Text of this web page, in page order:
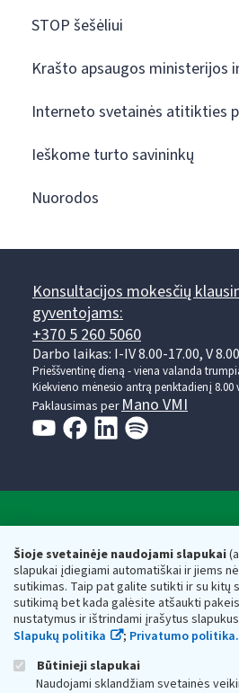
Šioje svetainėje naudojami slapukai
slapukai įdiegiami automatiškai ir jiems
sutikimas. Taip pat galite sutikti ir su kitų
sutikimą bet kada galėsite atšaukti
nustatymus ir ištrindami įrašytus
Slapukų politika
; Privatumo politika.
Būtinieji slapukai
Naudojami sklandžiam svetainės
STOP šešėliui
Krašto apsaugos ministerijos
Interneto svetainės atitikties
Ieškome turto savininkų
Nuorodos
Konsultacijos mokesčių
gyventojams:
+370 5 260 5060
Darbo laikas: I-IV 8.00-17.00, V
Prieššventinę dieną - viena valanda
Kiekvieno mėnesio antrą penktadienį 8.00
Paklausimas per Mano VMI
Respublikos finansų
Biudžetinė įstaiga. Juridinio asmens
adresas: Vasario 16-osios g. 14, 01107
vmi@vmi.lt, E. pristatymo dėžutės adresas
Duomenys apie Valstybinę mokesčių
Respublikos finansų ministerijos kaupiami